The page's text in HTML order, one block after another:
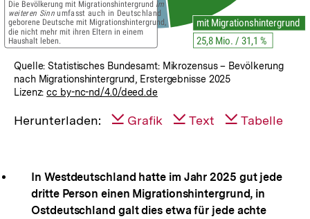
Quelle: Statistisches Bundesamt: Mikrozensus – Bevölkerung
nach Migrationshintergrund, Erstergebnisse 2025
Lizenz:cc by-nc-nd/4.0/deed.de
Herunterladen: Grafik Text Tabelle
In Westdeutschland hatte im Jahr 2025 gut jede
dritte Person einen Migrationshintergrund, in
Ostdeutschland galt dies etwa für jede achte